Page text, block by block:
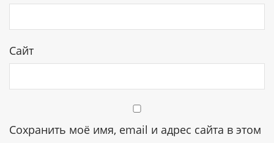
Сайт
Сохранить моё имя, email и адрес сайта в этом